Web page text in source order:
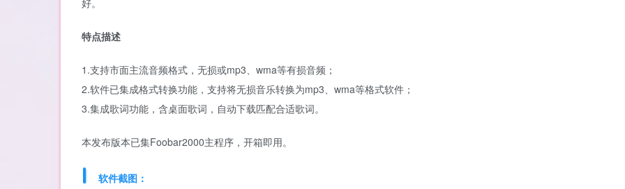
好。
特点描述
1.支持市面主流音频格式，无损或mp3、wma等有损音频；
2.软件已集成格式转换功能，支持将无损音乐转换为mp3、wma等格式软件；
3.集成歌词功能，含桌面歌词，自动下载匹配合适歌词。
本发布版本已集Foobar2000主程序，开箱即用。
软件截图：